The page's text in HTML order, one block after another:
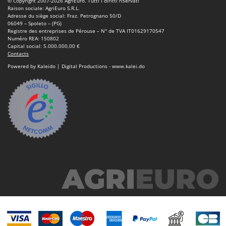
Machines pour la transformation des fruits
Machines sous vide
Motobineuses
Motoculteurs
Motofaucheuses
Motopompes pour irrigation
Moulins à céréales électriques
Moulins à farine
Nettoyeurs et Balais à vapeur
Nettoyeurs tapis, moquettes et tapisseries
P
Peignes vibreurs et Secoueurs à olives
Pelles rétros pour tracteur
Famur
FARMER
FBC
Ferrari Group
Ferroni
Ferrua
FIAC
FIEM
Fimar
Forest Master
Raison sociale: AgriEuro S.R.L.
Adresse du siège social: Fraz. Petrognano 50/D
06049 – Spoleto – (PG)
Registre des entreprises de Pérouse – N° de TVA IT01629170547
Numéro REA: 150802
Capital social: 5.000.000,00 €
Contacts
Powered by Kaleido | Digital Productions - www.kalei.do